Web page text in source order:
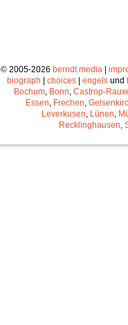
© 2005-2026 berndt media |
biograph | choices | engels und
Bochum Bonn Castrop-
Essen Frechen
Leverkusen Lünen
Recklinghausen